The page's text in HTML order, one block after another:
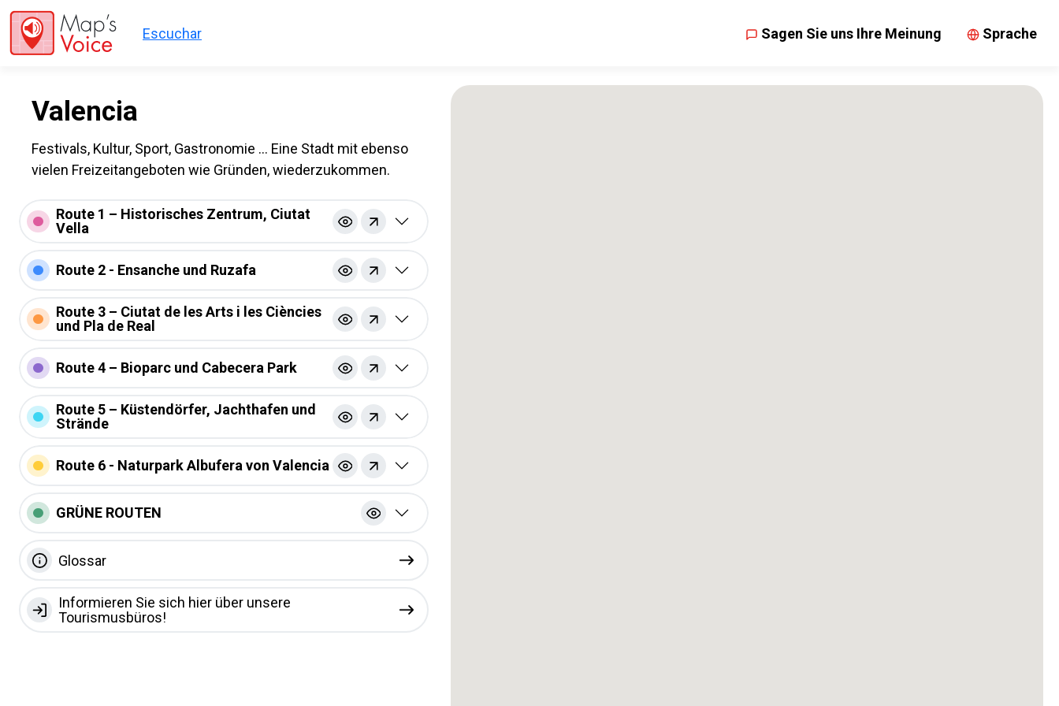
Direkt zum Inhalt
Escuchar
Sagen Sie uns Ihre Meinung Sprache
Valencia
Festivals, Kultur, Sport, Gastronomie … Eine Stadt mit ebenso
vielen Freizeitangeboten wie Gründen, wiederzukommen.
Route 1 – Historisches Zentrum, Ciutat
Vella
Route 2 - Ensanche und Ruzafa
Route 3 – Ciutat de les Arts i les Ciències
und Pla de Real
Route 4 – Bioparc und Cabecera Park
Route 5 – Küstendörfer, Jachthafen und
Strände
Route 6 - Naturpark Albufera von Valencia
GRÜNE ROUTEN
Glossar
Informieren Sie sich hier über unsere
Tourismusbüros!